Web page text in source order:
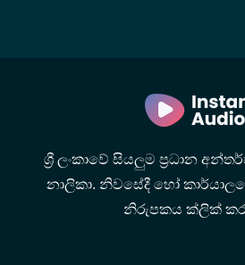
ශ්‍රී ලංකාවේ සියලුම ප්‍රධාන
නාලිකා. නිවසේදී හෝ
නිරුපකය ක්ලික්